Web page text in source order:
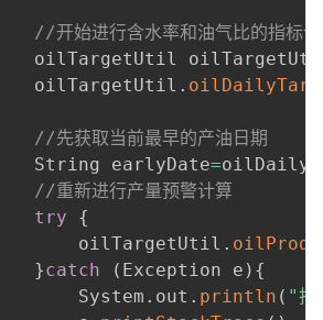
//开始进行含水率和油气比的指标
oilTargetUtil
oilTargetUtil
.
//先获取当前最早的产油日期
String earlyDate
=
//重新进行产量预警计算
try
{
oilTargetUtil
.
}catch ( Exception e ) {
System
. out . println ( "批